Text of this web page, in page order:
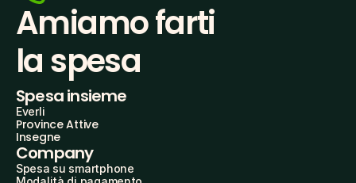
Amiamo farti
la spesa
Spesa insieme
Everli
Province Attive
Insegne
Company
Spesa su smartphone